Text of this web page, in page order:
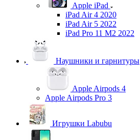
Apple iPad
iPad Air 4 2020
iPad Air 5 2022
iPad Pro 11 M2 2022
Наушники и гарнитуры
Apple Airpods 4
Apple Airpods Pro 3
Игрушки Labubu